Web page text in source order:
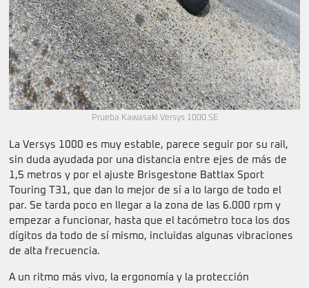
Prueba Kawasaki Versys 1000 SE
La Versys 1000 es muy estable, parece seguir por su rail,
sin duda ayudada por una distancia entre ejes de más de
1,5 metros y por el ajuste Brisgestone Battlax Sport
Touring T31, que dan lo mejor de sí a lo largo de todo el
par. Se tarda poco en llegar a la zona de las 6.000 rpm y
empezar a funcionar, hasta que el tacómetro toca los dos
dígitos da todo de sí mismo, incluidas algunas vibraciones
de alta frecuencia.
A un ritmo más vivo, la ergonomía y la protección